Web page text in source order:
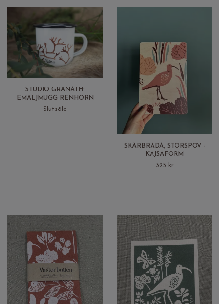
STUDIO GRANATH:
EMALJMUGG RENHORN
Slutsåld
SKÄRBRÄDA, STORSPOV -
KAJSAFORM
325 kr